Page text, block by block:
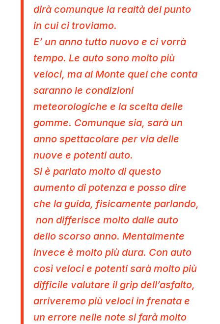
dirà comunque la realtà del punto
in cui ci troviamo.
E’ un anno tutto nuovo e ci vorrà
tempo. Le auto sono molto più
veloci, ma al Monte quel che conta
saranno le condizioni
meteorologiche e la scelta delle
gomme. Comunque sia, sarà un
anno spettacolare per via delle
nuove e potenti auto.
Si è parlato molto di questo
aumento di potenza e posso dire
che la guida, fisicamente parlando,
non differisce molto dalle auto
dello scorso anno. Mentalmente
invece è molto più dura. Con auto
così veloci e potenti sarà molto più
difficile valutare il grip dell’asfalto,
arriveremo più veloci in frenata e
un errore nelle note si farà molto